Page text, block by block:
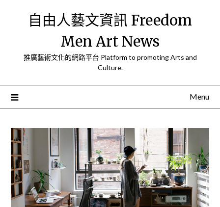
自由人藝文資訊 Freedom
Men Art News
推廣藝術文化的網路平台 Platform to promoting Arts and
Culture.
Menu